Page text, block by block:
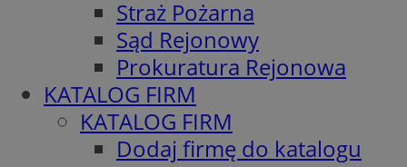
Straż Pożarna
Sąd Rejonowy
Prokuratura Rejonowa
KATALOG FIRM
KATALOG FIRM
Dodaj firmę do katalogu